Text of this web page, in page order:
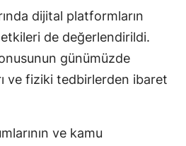
dijital platformların
de değerlendirildi.
günümüzde
ve fiziki tedbirlerden ibaret
ve kamu